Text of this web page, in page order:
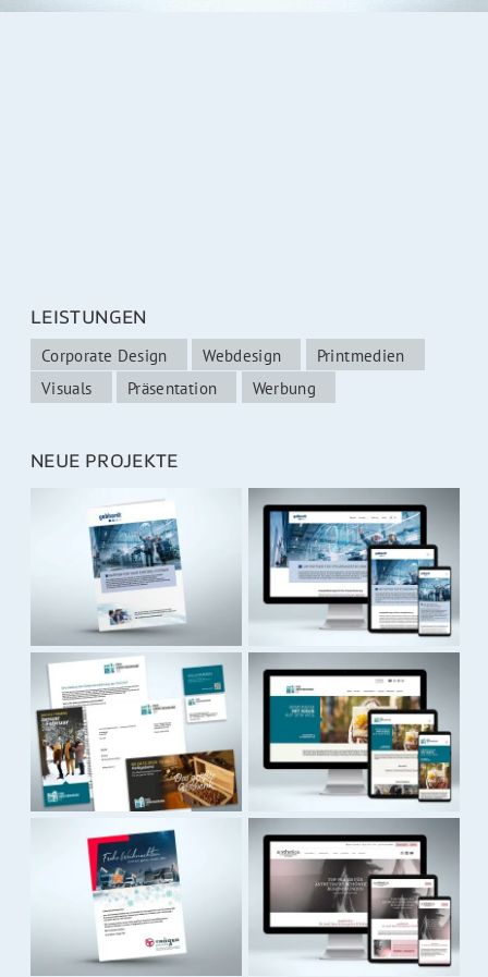
LEISTUNGEN
Corporate Design Webdesign
Printmedien
Visuals
Präsentation Werbung
NEUE PROJEKTE